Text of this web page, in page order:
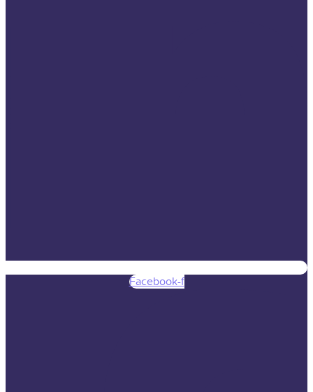
Facebook-f